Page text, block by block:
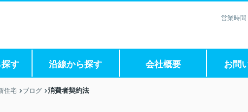
営業時
す 沿線から探す 会社概要 お問
住宅 ブログ 消費者契約法